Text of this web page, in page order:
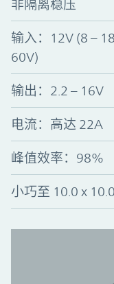
非隔离稳压
输入：12V (8 –
60V)
输出：2.2 – 16V
电流：高达 22A
峰值效率： 98%
小巧至 10.0 x